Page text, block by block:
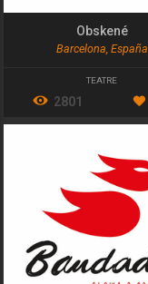
Obskené
Barcelona, España
TEATRE
2801